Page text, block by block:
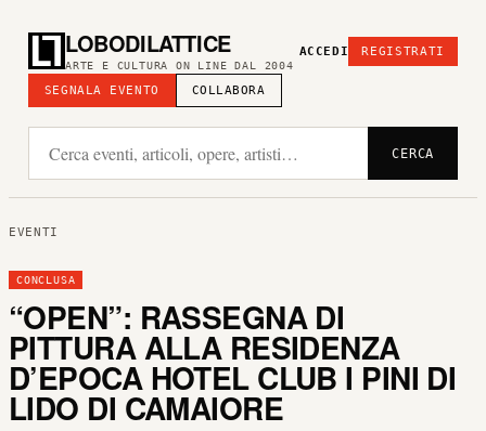
LOBODILATTICE
ARTE E CULTURA ON LINE DAL 2004
SEGNALA EVENTO COLLABORA
ACCEDI REGISTRATI
CERCA
EVENTI
CONCLUSA
“OPEN”: RASSEGNA DI
PITTURA ALLA RESIDENZA
D’EPOCA HOTEL CLUB I PINI DI
LIDO DI CAMAIORE